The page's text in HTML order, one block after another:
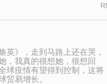
》，走到马路上还在哭，
，我真的很想她，很想回
球疫情有望得到控制，这将
贸易增长。